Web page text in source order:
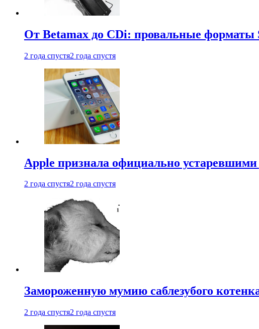
От Betamax до CDi: провальные форматы
2 года спустя2 года спустя
Apple признала официально
2 года спустя2 года спустя
Замороженную мумию саблезубого
2 года спустя2 года спустя